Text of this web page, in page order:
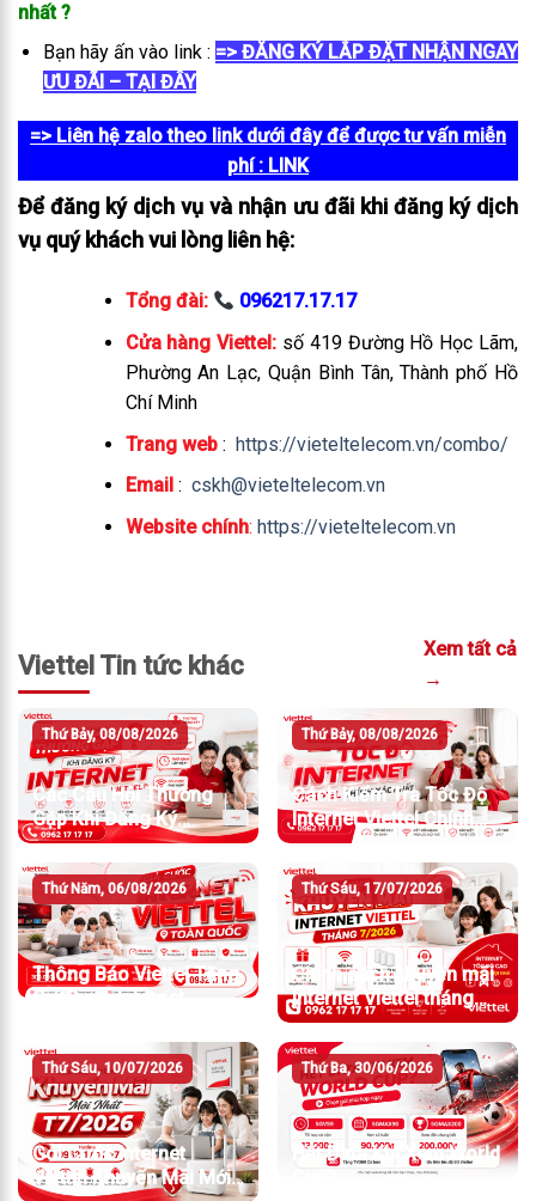
nhất?
Bạn hãy ấn vào link : => ĐĂNG KÝ LẮP ĐẶT NHẬN NGAY
ƯU ĐÃI – TẠI ĐÂY
=> Liên hệ zalo theo link dưới đây để được tư vấn miễn
phí: LINK
Để đăng ký dịch vụ và nhận ưu đãi khi đăng ký dịch
vụ quý khách vui lòng liên hệ:
Tổng đài:
096217.17.17
Cửa hàng Viettel: số 419 Đường Hồ Học Lãm,
Phường An Lạc, Quận Bình Tân, Thành phố Hồ
Chí Minh
Trang web: https://vieteltelecom.vn/combo/
Email : cskh@vieteltelecom.vn
Website chính: https://vieteltelecom.vn
Viettel Tin tức khác
Xem tất cả
→
Thứ Bảy, 08/08/2026
Các Câu Hỏi Thường
Gặp Khi Đăng Ký
Internet Viettel
Thứ Bảy, 08/08/2026
Cách Kiểm Tra Tốc Độ
Internet Viettel Chính
Xác Nhất
Thứ Năm, 06/08/2026
Thông Báo Viettel Tăng
Giá Cước Internet
Thứ Sáu, 17/07/2026
Chính sách khuyến mãi
Internet Viettel tháng
7/2026
Thứ Sáu, 10/07/2026
Gói Cước Internet
Viettel Khuyến Mãi Mới
Thứ Ba, 30/06/2026
Hết Data Khi Xem World